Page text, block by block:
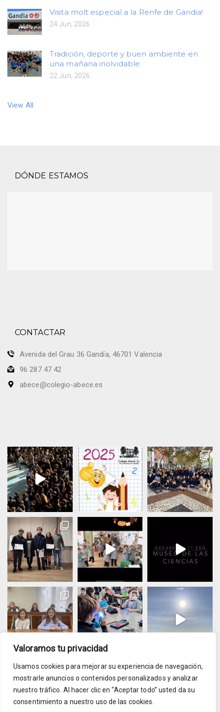
Valoramos tu privacidad
Usamos cookies para mejorar su experiencia de navegación,
mostrarle anuncios o contenidos personalizados y analizar
nuestro tráfico. Al hacer clic en “Aceptar todo” usted da su
consentimiento a nuestro uso de las cookies.
Visita molt especial a la Renfe de Gandia!
24 Jun, 2026
Tradición, deporte y buen ambiente en
una mañana inolvidable
22 Jun, 2026
View All
DÓNDE ESTAMOS
CONTACTAR
Avenida del Grau 36 Gandía, 46701 Valencia
96 287 47 42
abece@colegio-abece.es
Cargar más Seguir en Instagram